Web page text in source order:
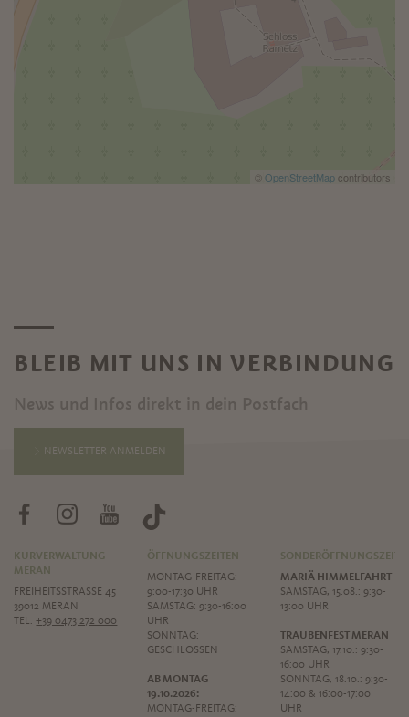
© OpenStreetMap contributors
BLEIB MIT UNS IN VERBINDUNG
News und Infos direkt in dein Postfach
NEWSLETTER ANMELDEN
KURVERWALTUNG
MERAN
FREIHEITSSTRASSE 45
39012 MERAN
TEL.+39 0473 272 000
ÖFFNUNGSZEITEN
MONTAG-FREITAG:
9:00-17:30 UHR
SAMSTAG: 9:30-16:00
UHR
SONNTAG:
GESCHLOSSEN
AB MONTAG
19.10.2026:
MONTAG-FREITAG:
MARIÄ HIMMELFAHRT
SAMSTAG, 15.08.: 9:30-
13:00 UHR
TRAUBENFEST MERAN
SAMSTAG, 17.10.: 9:30-
16:00 UHR
SONNTAG, 18.10.: 9:30-
14:00 & 16:00-17:00
UHR